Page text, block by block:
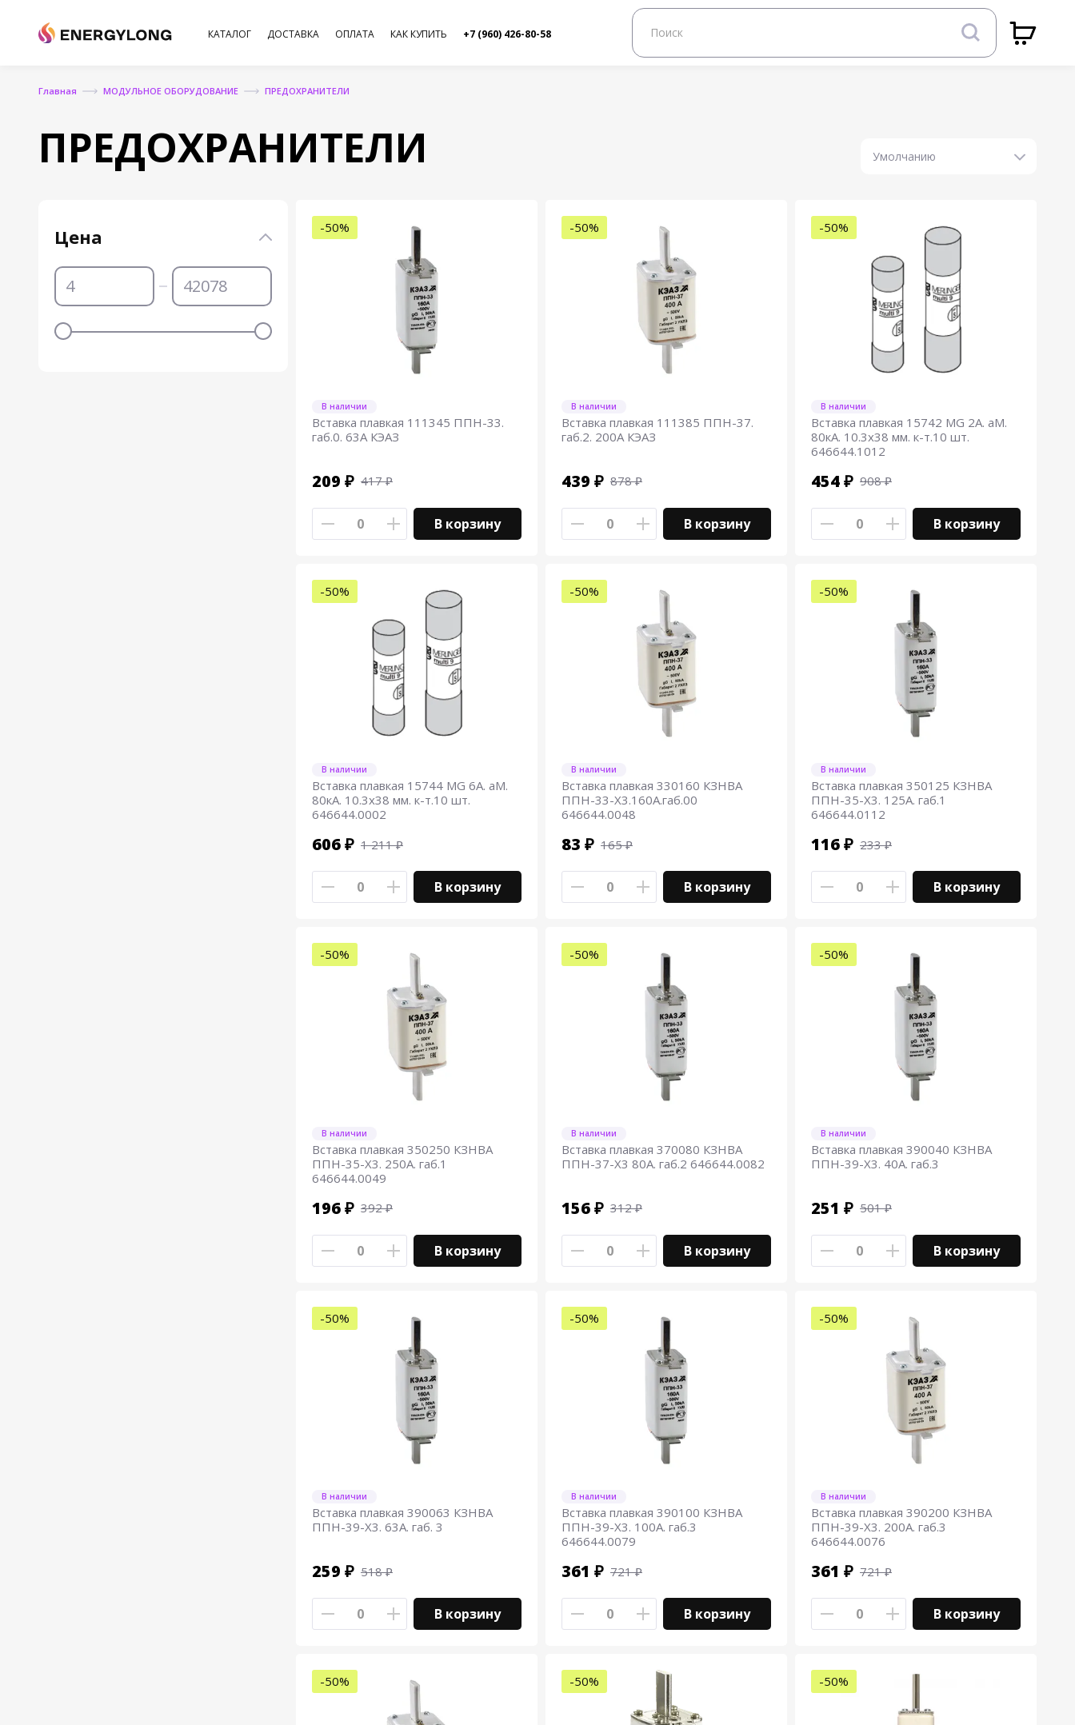
КАТАЛОГ ДОСТАВКА ОПЛАТА КАК КУПИТЬ +7 (960) 426-80-58
Главная МОДУЛЬНОЕ ОБОРУДОВАНИЕ ПРЕДОХРАНИТЕЛИ
ПРЕДОХРАНИТЕЛИ Умолчанию
Цена -50%
В наличии
Вставка плавкая 111345 ППН-33.
габ.0. 63А КЭАЗ
209 ₽ 417 ₽
В корзину
-50%
В наличии
Вставка плавкая 111385 ППН-37.
габ.2. 200А КЭАЗ
439 ₽ 878 ₽
В корзину
-50%
В наличии
Вставка плавкая 15742 MG 2А. aM.
80кА. 10.3х38 мм. к-т.10 шт.
646644.1012
454 ₽ 908 ₽
В корзину
-50%
В наличии
Вставка плавкая 15744 MG 6А. aM.
80кА. 10.3х38 мм. к-т.10 шт.
646644.0002
606 ₽ 1 211 ₽
В корзину
-50%
В наличии
Вставка плавкая 330160 КЗНВА
ППН-33-Х3.160А.габ.00
646644.0048
83 ₽ 165 ₽
В корзину
-50%
В наличии
Вставка плавкая 350125 КЗНВА
ППН-35-Х3. 125А. габ.1
646644.0112
116 ₽ 233 ₽
В корзину
-50%
В наличии
Вставка плавкая 350250 КЗНВА
ППН-35-Х3. 250А. габ.1
646644.0049
196 ₽ 392 ₽
В корзину
-50%
В наличии
Вставка плавкая 370080 КЗНВА
ППН-37-Х3 80А. габ.2 646644.0082
156 ₽ 312 ₽
В корзину
-50%
В наличии
Вставка плавкая 390040 КЗНВА
ППН-39-Х3. 40А. габ.3
251 ₽ 501 ₽
В корзину
-50%
В наличии
Вставка плавкая 390063 КЗНВА
ППН-39-Х3. 63А. габ. 3
259 ₽ 518 ₽
В корзину
-50%
В наличии
Вставка плавкая 390100 КЗНВА
ППН-39-Х3. 100А. габ.3
646644.0079
361 ₽ 721 ₽
В корзину
-50%
В наличии
Вставка плавкая 390200 КЗНВА
ППН-39-Х3. 200А. габ.3
646644.0076
361 ₽ 721 ₽
В корзину
-50% -50% -50%